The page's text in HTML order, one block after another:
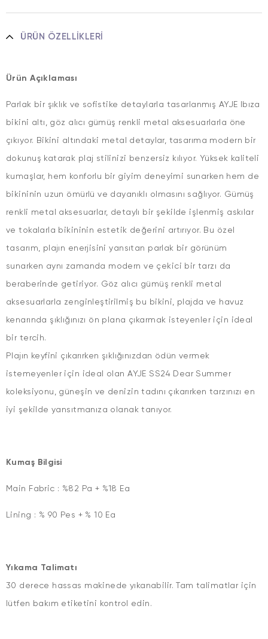
ÜRÜN ÖZELLIKLERI
Ürün Açıklaması
Parlak bir şıklık ve sofistike detaylarla tasarlanmış AYJE Ibıza
bikini altı, göz alıcı gümüş renkli metal aksesuarlarla öne
çıkıyor. Bikini altındaki metal detaylar, tasarıma modern bir
dokunuş katarak plaj stilinizi benzersiz kılıyor. Yüksek kaliteli
kumaşlar, hem konforlu bir giyim deneyimi sunarken hem de
bikininin uzun ömürlü ve dayanıklı olmasını sağlıyor. Gümüş
renkli metal aksesuarlar, detaylı bir şekilde işlenmiş askılar
ve tokalarla bikininin estetik değerini artırıyor. Bu özel
tasarım, plajın enerjisini yansıtan parlak bir görünüm
sunarken aynı zamanda modern ve çekici bir tarzı da
beraberinde getiriyor. Göz alıcı gümüş renkli metal
aksesuarlarla zenginleştirilmiş bu bikini, plajda ve havuz
kenarında şıklığınızı ön plana çıkarmak isteyenler için ideal
bir tercih.
Plajın keyfini çıkarırken şıklığınızdan ödün vermek
istemeyenler için ideal olan AYJE SS24 Dear Summer
koleksiyonu, güneşin ve denizin tadını çıkarırken tarzınızı en
iyi şekilde yansıtmanıza olanak tanıyor.
Kumaş Bilgisi
Main Fabric : %82 Pa + %18 Ea
Lining : % 90 Pes + % 10 Ea
Yıkama Talimatı
30 derece hassas makinede yıkanabilir. Tam talimatlar için
lütfen bakım etiketini kontrol edin.